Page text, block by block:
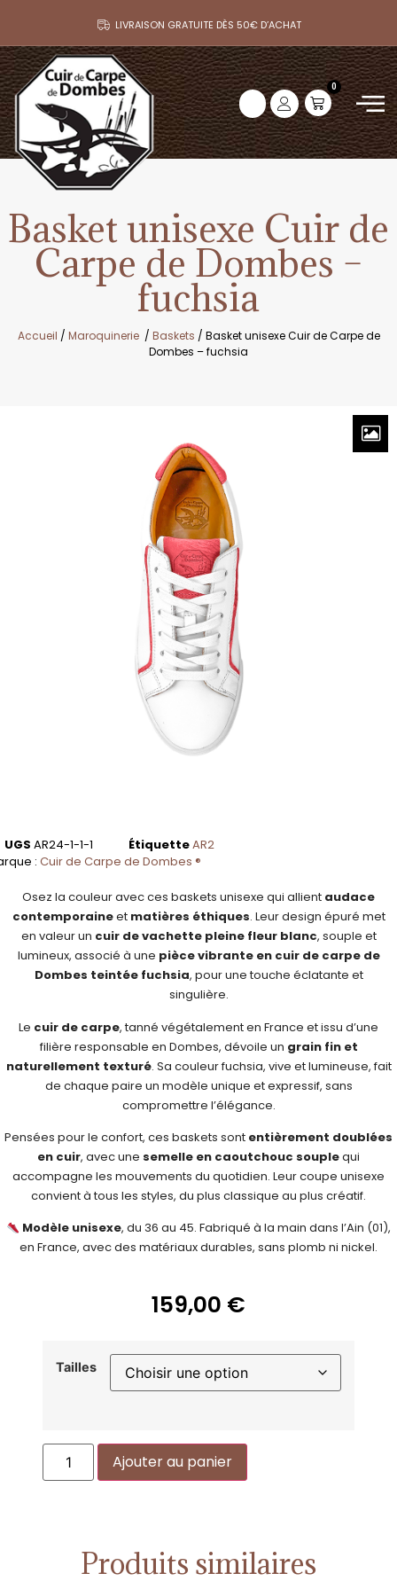
LIVRAISON GRATUITE DÈS 50€ D’ACHAT
0
Basket unisexe Cuir de
Carpe de Dombes –
fuchsia
Accueil / Maroquinerie / Baskets / Basket unisexe Cuir de Carpe de
Dombes – fuchsia
UGS AR24-1-1-1 ÉtiquetteAR2
: Cuir de Carpe de Dombes ®
Osez la couleur avec ces baskets unisexe qui allient audace
contemporaineet matières éthiques. Leur design épuré met
en valeur un cuir de vachette pleine fleur blanc, souple et
lumineux, associé à une pièce vibrante en cuir de carpe de
Dombes teintée fuchsia, pour une touche éclatante et
singulière.
Le cuir de carpe, tanné végétalement en France et issu d’une
filière responsable en Dombes, dévoile un grain fin et
naturellement texturé. Sa couleur fuchsia, vive et lumineuse, fait
de chaque paire un modèle unique et expressif, sans
compromettre l’élégance.
Pensées pour le confort, ces baskets sont entièrement doublées
en cuir, avec une semelle en caoutchouc souplequi
accompagne les mouvements du quotidien. Leur coupe unisexe
convient à tous les styles, du plus classique au plus créatif.
Modèle unisexe, du 36 au 45. Fabriqué à la main dans l’Ain (01),
en France, avec des matériaux durables, sans plomb ni nickel.
159,00 €
Tailles
Ajouter au panier
Produits similaires